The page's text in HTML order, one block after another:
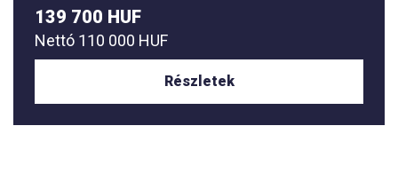
139 700 HUF
Nettó 110 000 HUF
Részletek